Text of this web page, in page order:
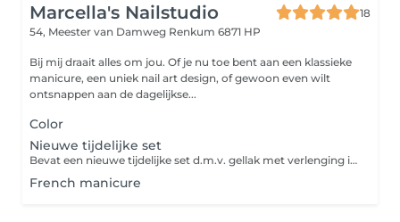
Marcella's Nailstudio
18
54, Meester van Damweg Renkum 6871 HP
Bij mij draait alles om jou. Of je nu toe bent aan een klassieke
manicure, een uniek nail art design, of gewoon even wilt
ontsnappen aan de dagelijkse...
Color
Nieuwe tijdelijke set
Bevat een nieuwe tijdelijke set d.m.v. gellak met verlenging in naturel color of french indien gewest kleine nail art, scrub en hand & arm massage.
French manicure